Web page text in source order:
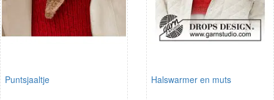
Puntsjaaltje Halswarmer en muts